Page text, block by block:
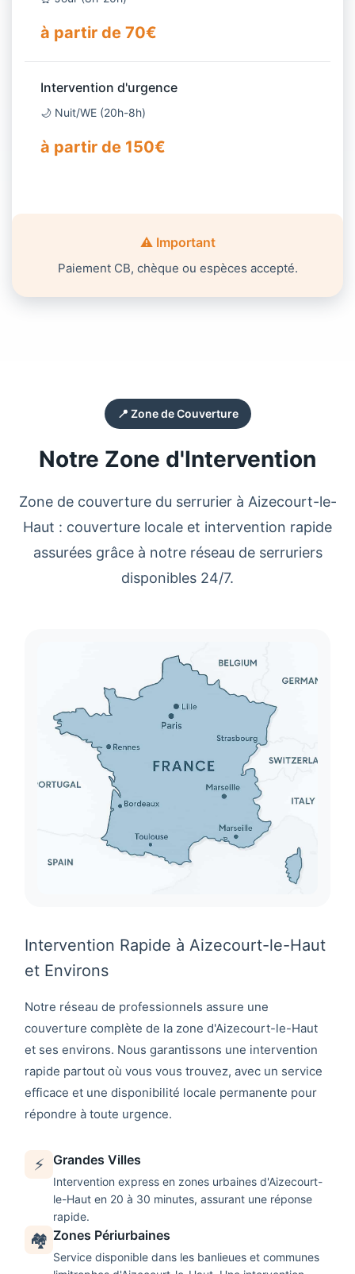
à partir de 70€
Intervention d'urgence
🌙 Nuit/WE (20h-8h)
à partir de 150€
⚠️ Important
Paiement CB, chèque ou espèces accepté.
📍 Zone de Couverture
Notre Zone d'Intervention
Zone de couverture du serrurierà Aizecourt-le-
Haut : couverture locale et intervention rapide
assurées grâce à notre réseau de serruriers
disponibles 24/7.
Intervention Rapide à Aizecourt-le-Haut
et Environs
Notre réseau de professionnels assure une
couverture complète de la zone d'Aizecourt-le-Haut
et ses environs. Nous garantissons une intervention
rapide partout où vous vous trouvez, avec un service
efficace et une disponibilité locale permanente pour
répondre à toute urgence.
⚡ Grandes Villes
Intervention express en zones urbaines d'Aizecourt-
le-Haut en 20 à 30 minutes, assurant une réponse
rapide.
🏘️ Zones Périurbaines
Service disponible dans les banlieues et communes